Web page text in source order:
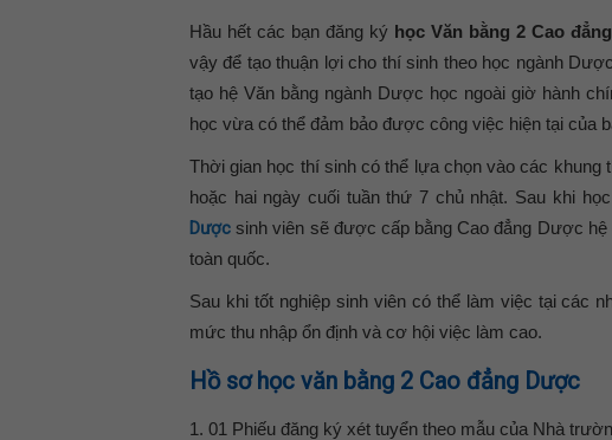
Hầu hết các bạn đăng ký học Văn bằng 2 Cao
vậy để tạo thuận lợi cho thí sinh theo học ngành
tạo hệ Văn bằng ngành Dược học ngoài giờ hành
học vừa có thể đảm bảo được công việc hiện tại của
Thời gian học thí sinh có thể lựa chọn vào các
hoặc hai ngày cuối tuần thứ 7 chủ nhật. Sau khi
Dược sinh viên sẽ được cấp bằng Cao đẳng Dược
toàn quốc.
Sau khi tốt nghiệp sinh viên có thể làm việc tại các
mức thu nhập ổn định và cơ hội việc làm cao.
Hồ sơ học văn bằng 2 Cao đẳng Dược
1. 01 Phiếu đăng ký xét tuyển theo mẫu của Nhà